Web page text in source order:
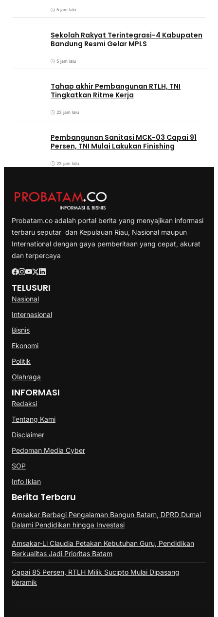
5 jam lalu
Sekolah Rakyat Terintegrasi-4 Kabupaten
Bandung Resmi Gelar MPLS
5 jam lalu
Tahap akhir Pembangunan RTLH, TNI
Tingkatkan Ritme Kerja
23 jam lalu
Pembangunan Sanitasi MCK-03 Capai 91
Persen, TNI Mulai Lakukan Finishing
23 jam lalu
Probatam.co adalah portal berita yang menyajikan informasi
terbaru seputar dan Kepulauan Riau, Nasional maupun
International dengan gaya pemberitaan yang cepat, akurat
dan terpercaya
TELUSURI
Nasional
Internasional
Bisnis
Ekonomi
Politik
Olahraga
INFORMASI
Redaksi
Tentang Kami
Disclaimer
Pedoman Media Cyber
SOP
Info Iklan
Berita Terbaru
Amsakar Berbagi Pengalaman Bangun Batam, DPRD Dumai
Dalami Pendidikan hingga Investasi
Amsakar-Li Claudia Petakan Kebutuhan Guru, Pendidikan
Berkualitas Jadi Prioritas Batam
Capai 85 Persen, RTLH Milik Sucipto Mulai Dipasang
Keramik